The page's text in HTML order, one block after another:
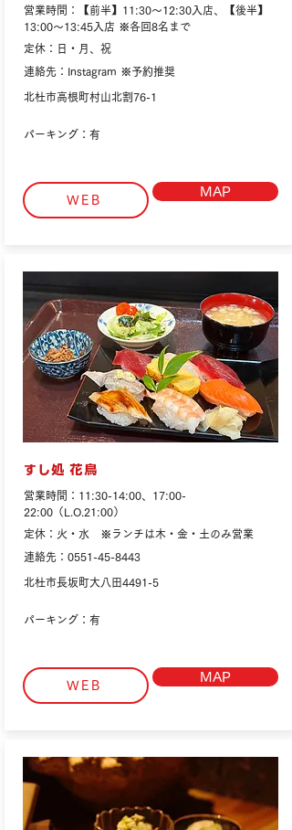
営業時間：【前半】11:30〜12:30入店、【後半】
13:00〜13:45入店 ※各回8名まで
定休：日・月、祝
連絡先：Instagram ※予約推奨
北杜市高根町村山北割76-1
パーキング：有
WEB
MAP
すし処 花鳥
営業時間：11:30-14:00、17:00-
22:00（L.O.21:00）
定休：火・水 ※ランチは木・金・土のみ営業
連絡先：0551-45-8443
北杜市長坂町大八田4491-5
パーキング：有
WEB
MAP